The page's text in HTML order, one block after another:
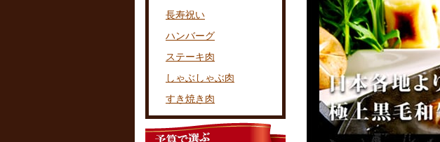
長寿祝い
ハンバーグ
ステーキ肉
しゃぶしゃぶ肉
すき焼き肉